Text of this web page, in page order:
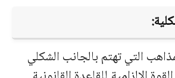
التي تهتم بالجانب الشكلي